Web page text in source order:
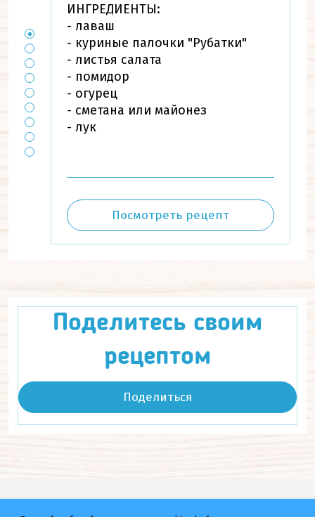
ИНГРЕДИЕНТЫ:
- лаваш
- куриные палочки "Рубатки"
- листья салата
- помидор
- огурец
- сметана или майонез
- лук
Посмотреть рецепт
Поделитесь своим
рецептом
Поделиться